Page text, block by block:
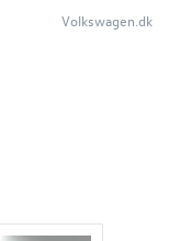
Volkswagen.dk